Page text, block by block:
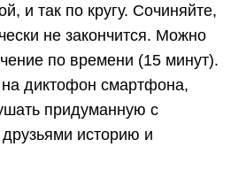
и так по кругу. Сочиняйте,
не закончится. Можно
по времени (15 минут).
диктофон смартфона,
придуманную с
историю и